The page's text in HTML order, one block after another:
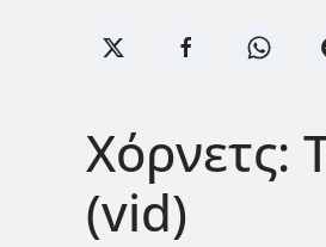
Χόρνετς:
(vid)